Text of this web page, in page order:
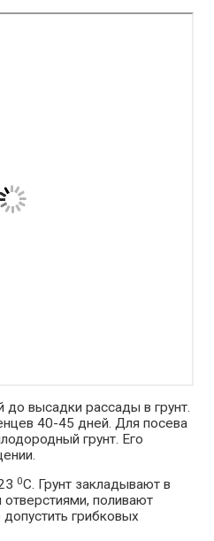
высадки рассады в грунт.
40-45 дней. Для посева
грунт. Его
0С. Грунт закладывают в
поливают
грибковых